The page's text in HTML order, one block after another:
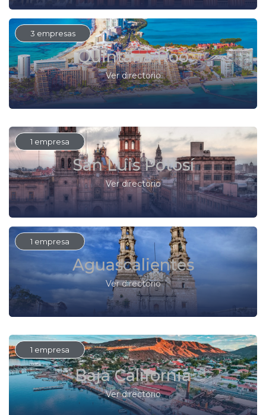
Quintana Roo
Ver directorio
3 empresas
San Luis Potosí
Ver directorio
1 empresa
Aguascalientes
Ver directorio
1 empresa
Baja California
Ver directorio
1 empresa